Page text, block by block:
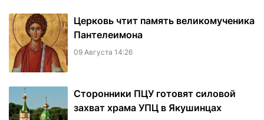
Церковь чтит память великомученика
Пантелеимона
09 Августа 14:26
Сторонники ПЦУ готовят силовой
захват храма УПЦ в Якушинцах